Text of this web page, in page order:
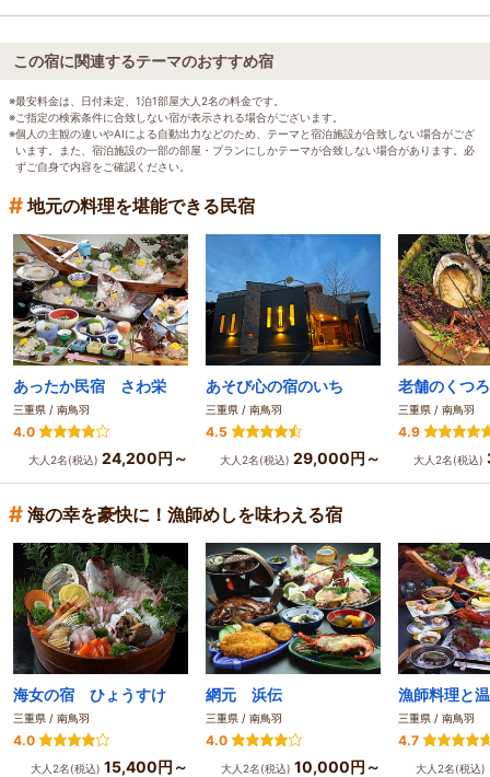
この宿に関連するテーマのおすすめ宿
※最安料金は、日付未定、1泊1部屋大人2名の料金です。
※ご指定の検索条件に合致しない宿が表示される場合がございます。
※個人の主観の違いやAIによる自動出力などのため、テーマと宿泊施設が合致しない場合がござ
います。また、宿泊施設の一部の部屋・プランにしかテーマが合致しない場合があります。必
ずご自身で内容をご確認ください。
# 地元の料理を堪能できる民宿
あったか民宿 さわ栄
三重県 / 南鳥羽
4.0
大人2名(税込) 24,200円～
あそび心の宿のいち
三重県 / 南鳥羽
4.5
大人2名(税込) 29,000円～
老舗のくつ
三重県 / 南鳥羽
4.9
大人2名(税込)
# 海の幸を豪快に！漁師めしを味わえる宿
海女の宿 ひょうすけ
三重県 / 南鳥羽
4.0
大人2名(税込) 15,400円～
網元 浜伝
三重県 / 南鳥羽
4.0
大人2名(税込) 10,000円～
三重県 / 南鳥羽
4.7
大人2名(税込)